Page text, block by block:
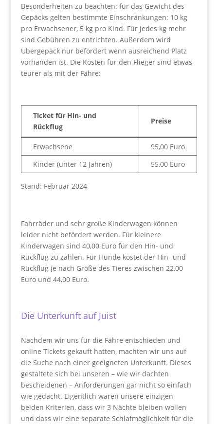
Besonderheiten zu beachten: für das Gewicht des
Gepäcks gelten bestimmte Einschränkungen: 10 kg
pro Erwachsener, 5 kg pro Kind. Für jedes kg mehr
sind Gebühren zu entrichten. Außerdem wird
Übergepäck nur befördert wenn ausreichend Platz
vorhanden ist. Die Kosten für den Flieger sind etwas
teurer als mit der Fähre:
Ticket für Hin- und
Rückflug
Preise
Erwachsene
95,00 Euro
Kinder (unter 12 Jahren)
55,00 Euro
Stand: Februar 2024
Fahrräder und sehr große Kinderwagen können
leider nicht befördert werden. Für kleinere
Kinderwagen sind 40,00 Euro für den Hin- und
Rückflug zu zahlen. Für Hunde kostet der Hin- und
Rückflug je nach Größe des Tieres zwischen 22,00
Euro und 44,00 Euro.
Die Unterkunft auf Juist
Nachdem wir uns für die Fähre entschieden und
online Tickets gekauft hatten, machten wir uns auf
die Suche nach einer geeigneten Unterkunft. Dieses
gestaltete sich bei unseren – wie wir dachten
bescheidenen – Anforderungen gar nicht so einfach
wie gedacht. Eigentlich waren unsere einzigen
beiden Kriterien, dass wir 3 Nächte bleiben wollen
und dass wir eine separate Schlafmöglichkeit für die